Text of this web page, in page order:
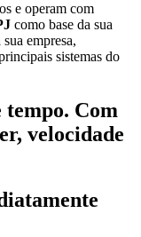
e operam com
como base da sua
empresa,
sistemas do
tempo. Com
velocidade